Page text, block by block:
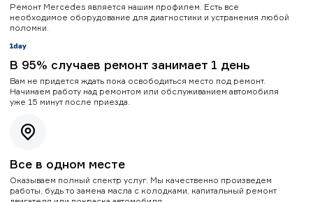
Ремонт Mercedes является нашим профилем. Есть все
необходимое оборудование для диагностики и устранения любой
поломки.
В 95% случаев ремонт занимает 1 день
Вам не придется ждать пока освободиться место под ремонт.
Начинаем работу над ремонтом или обслуживанием автомобиля
уже 15 минут после приезда.
Все в одном месте
Оказываем полный спектр услуг. Мы качественно произведем
работы, будь то замена масла с колодками, капитальный ремонт